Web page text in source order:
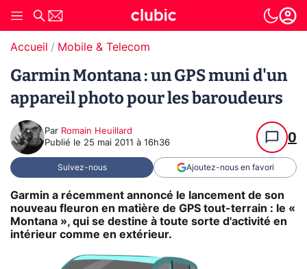
Accueil Mobile & Telecom
Garmin Montana : un GPS muni d'un
appareil photo pour les baroudeurs
Par Romain Heuillard
Publié le 25 mai 2011 à 16h36 0
Suivez-nous Ajoutez-nous en favori
Garmin a récemment annoncé le lancement de son
nouveau fleuron en matière de GPS tout-terrain : le «
Montana », qui se destine à toute sorte d'activité en
intérieur comme en extérieur.